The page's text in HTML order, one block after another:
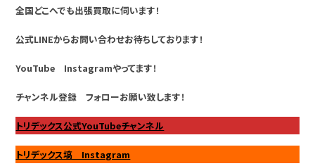
全国どこへでも出張買取に伺います！
公式LINEからお問い合わせお待ちしております！
YouTube Instagramやってます！
チャンネル登録 フォローお願い致します！
トリデックス公式YouTubeチャンネル
トリデックス塙 Instagram